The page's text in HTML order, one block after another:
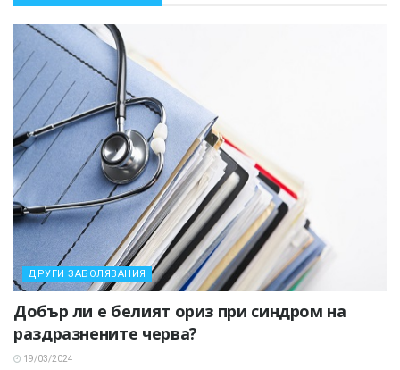
ДРУГИ ЗАБОЛЯВАНИЯ
Добър ли е белият ориз при синдром на
раздразнените черва?
19/03/2024